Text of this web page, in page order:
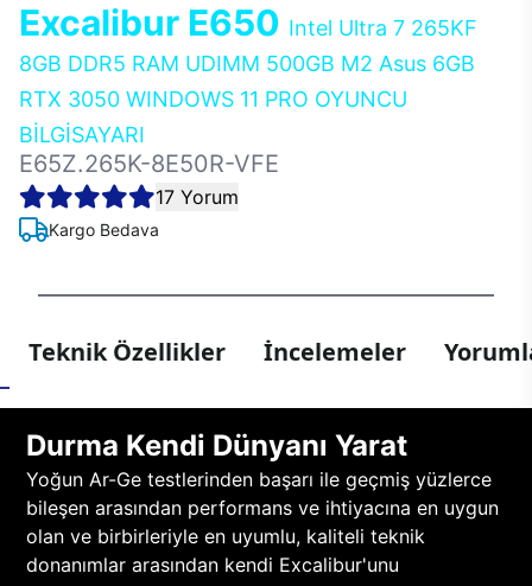
Excalibur E650 Intel Ultra 7 265KF
8GB DDR5 RAM UDIMM 500GB M2 Asus 6GB
RTX 3050 WINDOWS 11 PRO OYUNCU
BİLGİSAYARI
E65Z.265K-8E50R-VFE
17 Yorum
Kargo Bedava
Teknik Özellikler İncelemeler
Durma Kendi Dünyanı Yarat
Yoğun Ar-Ge testlerinden başarı ile geçmiş yüzlerce
bileşen arasından performans ve ihtiyacına en uygun
olan ve birbirleriyle en uyumlu, kaliteli teknik
donanımlar arasından kendi Excalibur'unu